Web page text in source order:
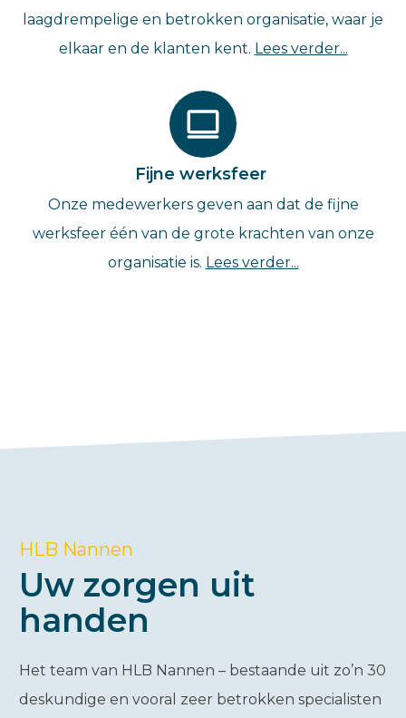
laagdrempelige en betrokken organisatie, waar je
elkaar en de klanten kent. Lees verder...
Fijne werksfeer
Onze medewerkers geven aan dat de fijne
werksfeer één van de grote krachten van onze
organisatie is. Lees verder...
HLB Nannen
Uw zorgen uit
handen
Het team van HLB Nannen – bestaande uit zo’n 30
deskundige en vooral zeer betrokken specialisten